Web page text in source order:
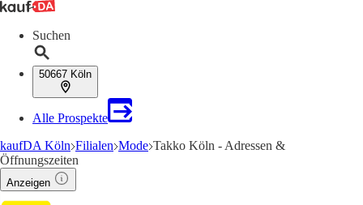
Suchen
50667 Köln
Alle Prospekte
kaufDA Köln Filialen Mode Takko Köln - Adressen &
Öffnungszeiten
Anzeigen